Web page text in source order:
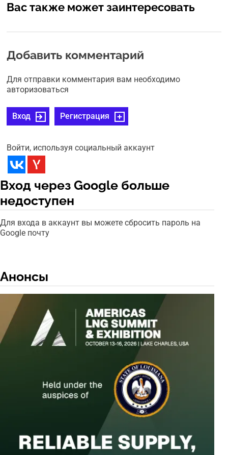
Вас также может заинтересовать
Добавить комментарий
Для отправки комментария вам необходимо
авторизоваться
Вход Регистрация
Войти, используя социальный аккаунт
Вход через Google больше
недоступен
Для входа в аккаунт вы можете сбросить пароль на
Google почту
Анонсы